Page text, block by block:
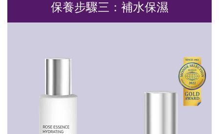
保養步驟三：補水保濕